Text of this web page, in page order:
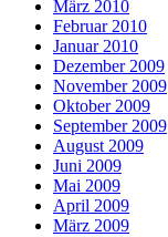
März 2010
Februar 2010
Januar 2010
Dezember 2009
November 2009
Oktober 2009
September 2009
August 2009
Juni 2009
Mai 2009
April 2009
März 2009